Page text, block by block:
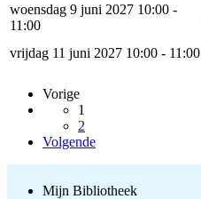
woensdag 9 juni 2027 10:00 -
11:00
vrijdag 11 juni 2027 10:00 - 11:00
Vorige
1
2
Volgende
Mijn Bibliotheek